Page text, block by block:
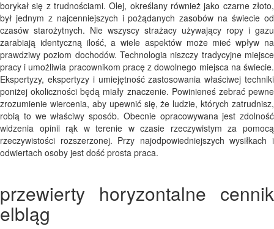
borykał się z trudnościami. Olej, określany również jako czarne złoto,
był jednym z najcenniejszych i pożądanych zasobów na świecie od
czasów starożytnych. Nie wszyscy strażacy używający ropy i gazu
zarabiają identyczną ilość, a wiele aspektów może mieć wpływ na
prawdziwy poziom dochodów. Technologia niszczy tradycyjne miejsce
pracy i umożliwia pracownikom pracę z dowolnego miejsca na świecie.
Ekspertyzy, ekspertyzy i umiejętność zastosowania właściwej techniki
poniżej okoliczności będą miały znaczenie. Powinieneś zebrać pewne
zrozumienie wiercenia, aby upewnić się, że ludzie, których zatrudnisz,
robią to we właściwy sposób. Obecnie opracowywana jest zdolność
widzenia opinii rąk w terenie w czasie rzeczywistym za pomocą
rzeczywistości rozszerzonej. Przy najodpowiedniejszych wysiłkach i
odwiertach osoby jest dość prosta praca.
przewierty horyzontalne cennik
elbląg